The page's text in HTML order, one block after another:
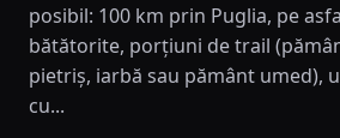
posibil: 100 km prin Puglia, pe
bătătorite, porțiuni de trail
pietriș, iarbă sau pământ umed),
cu...